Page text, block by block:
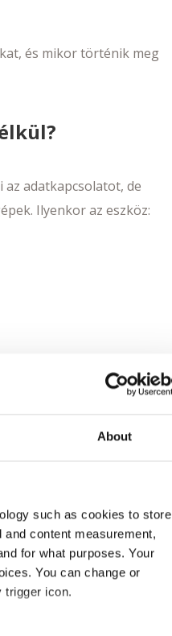
About
such as cookies to store
content measurement,
for what purposes. Your
You can change or
trigger icon.
és mikor történik meg
adatkapcsolatot, de
Ilyenkor az eszköz:
késleltetett adatküldést,
ugyanúgy lehetséges